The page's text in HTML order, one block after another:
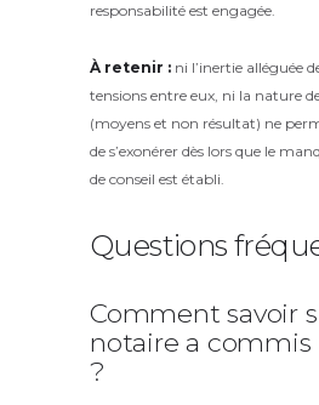
responsabilité est engagée.
À retenir : ni l’inertie alléguée
tensions entre eux, ni la nature
(moyens et non résultat) ne
de s’exonérer dès lors que le
de conseil est établi.
Questions
Comment savoir
notaire a
?